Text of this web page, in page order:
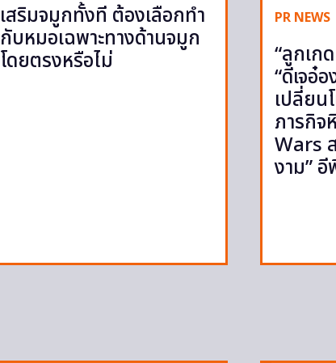
เสริมจมูกทั้งที ต้องเลือกทำ
กับหมอเฉพาะทางด้านจมูก
โดยตรงหรือไม่
PR NEWS
“ลูกเก
“ดีเจอ๋
เปลี่ยน
ภารกิจ
Wars
งาม”